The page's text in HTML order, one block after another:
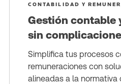
CONTABILIDAD Y
Gestión contable
sin
Simplifica tus procesos
remuneraciones con
alineadas a la normativa